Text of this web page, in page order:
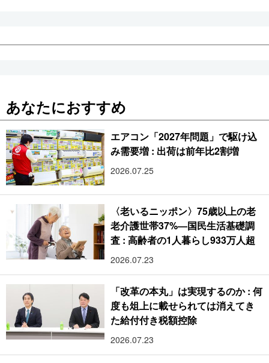
あなたにおすすめ
エアコン「2027年問題」で駆け込
み需要増 : 出荷は前年比2割増
2026.07.25
〈老いるニッポン〉75歳以上の老
老介護世帯37%―国民生活基礎調
査 : 高齢者の1人暮らし933万人超
2026.07.23
「改革の本丸」は実現するのか : 何
度も俎上に載せられては消えてき
た給付付き税額控除
2026.07.23